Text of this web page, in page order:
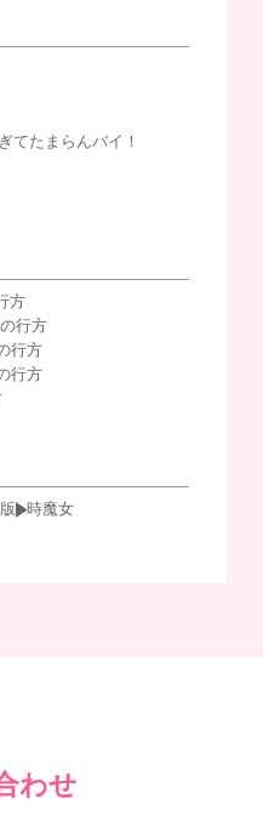
てたまらんバイ！
方
行方
行方
行方
時魔女
わせ